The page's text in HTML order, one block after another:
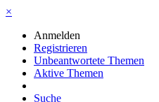
×
Anmelden
Registrieren
Unbeantwortete Themen
Aktive Themen
Suche